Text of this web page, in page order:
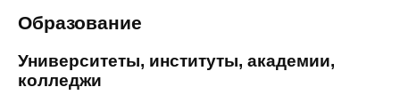
Образование
Университеты, институты, академии,
колледжи